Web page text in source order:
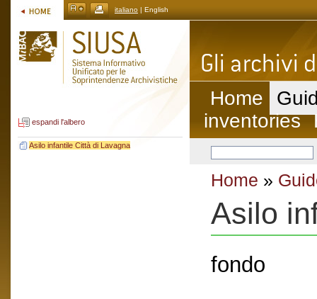
italiano | English
espandi l'albero
Asilo infantile Città di Lavagna
Home
inventories
Home »
Asilo
fondo